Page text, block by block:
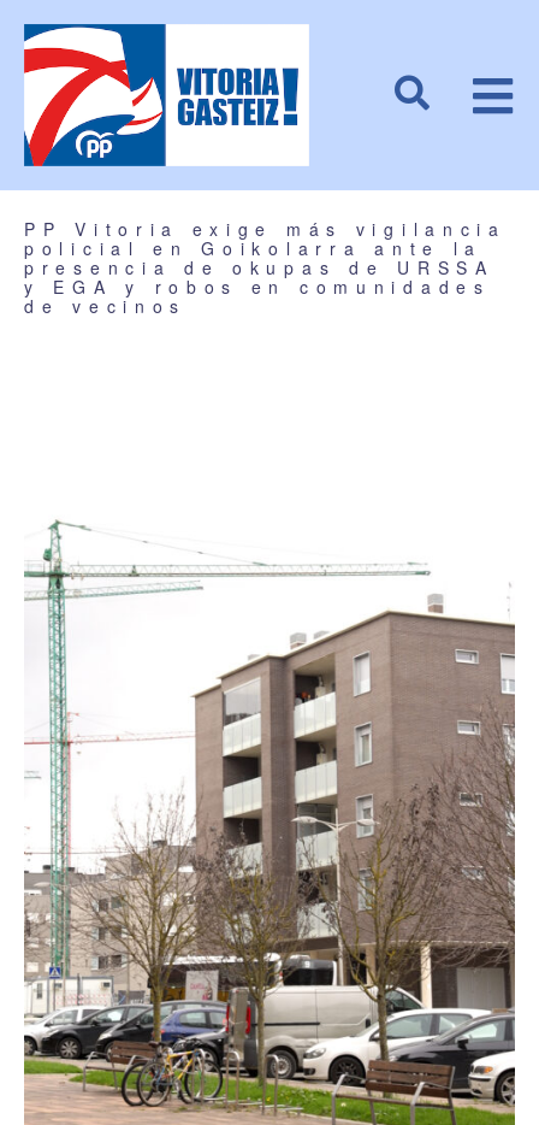
PP Vitoria exige más vigilancia
policial en Goikolarra ante la
presencia de okupas de URSSA
y EGA y robos en comunidades
de vecinos